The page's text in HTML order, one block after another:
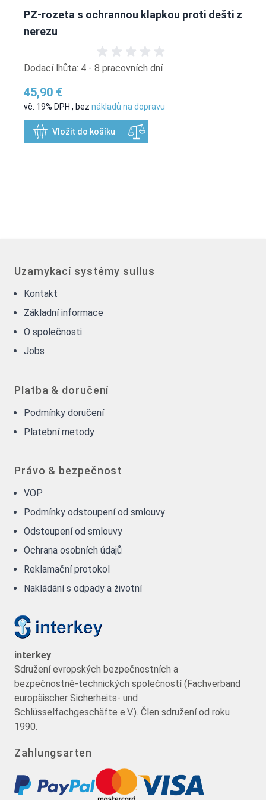
PZ-rozeta s ochrannou klapkou proti dešti z
nerezu
Dodací lhůta: 4 - 8 pracovních dní
45,90 €
vč. 19% DPH , bez nákladů na dopravu
Vložit do košíku
Uzamykací systémy sullus
Kontakt
Základní informace
O společnosti
Jobs
Platba & doručení
Podmínky doručení
Platební metody
Právo & bezpečnost
VOP
Podmínky odstoupení od smlouvy
Odstoupení od smlouvy
Ochrana osobních údajů
Reklamační protokol
Nakládání s odpady a životní
interkey
Sdružení evropských bezpečnostních a
bezpečnostně-technických společností (Fachverband
europäischer Sicherheits- und
Schlüsselfachgeschäfte e.V.). Člen sdružení od roku
1990.
Zahlungsarten